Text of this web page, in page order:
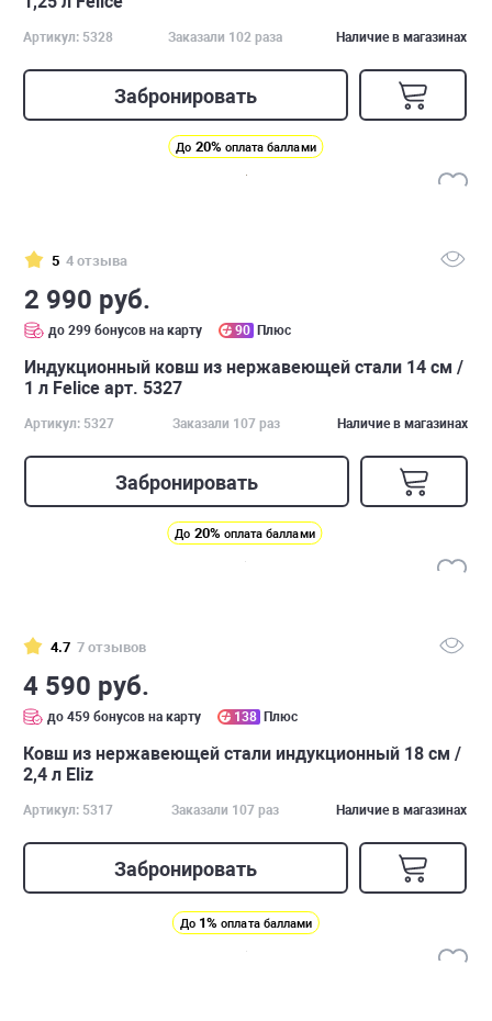
Артикул: 5328 Заказали 102 раза Наличие в магазинах
Забронировать
До 20% оплата баллами
5 4 отзыва
2 990 руб.
до 299 бонусов на карту 90 Плюс
Индукционный ковш из нержавеющей стали 14 см /
1 л Felice арт. 5327
Артикул: 5327 Заказали 107 раз Наличие в магазинах
Забронировать
До 20% оплата баллами
4.7 7 отзывов
4 590 руб.
до 459 бонусов на карту 138 Плюс
Ковш из нержавеющей стали индукционный 18 см /
2,4 л Eliz
Артикул: 5317 Заказали 107 раз Наличие в магазинах
Забронировать
До 1% оплата баллами